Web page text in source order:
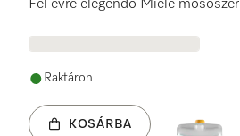
Fél évre elegendő Miele mosószer
Raktáron
KOSÁRBA